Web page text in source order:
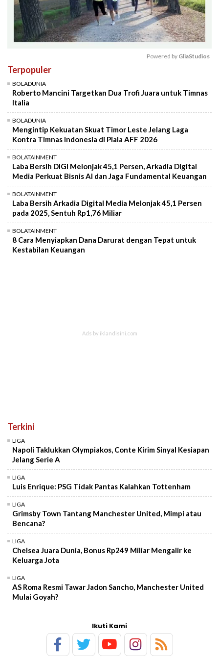
Powered by GliaStudios
Terpopuler
BOLADUNIA
Roberto Mancini Targetkan Dua Trofi Juara untuk Timnas
Italia
BOLADUNIA
Mengintip Kekuatan Skuat Timor Leste Jelang Laga
Kontra Timnas Indonesia di Piala AFF 2026
BOLATAINMENT
Laba Bersih DIGI Melonjak 45,1 Persen, Arkadia Digital
Media Perkuat Bisnis AI dan Jaga Fundamental Keuangan
BOLATAINMENT
Laba Bersih Arkadia Digital Media Melonjak 45,1 Persen
pada 2025, Sentuh Rp1,76 Miliar
BOLATAINMENT
8 Cara Menyiapkan Dana Darurat dengan Tepat untuk
Kestabilan Keuangan
Terkini
LIGA
Napoli Taklukkan Olympiakos, Conte Kirim Sinyal Kesiapan
Jelang Serie A
LIGA
Luis Enrique: PSG Tidak Pantas Kalahkan Tottenham
LIGA
Grimsby Town Tantang Manchester United, Mimpi atau
Bencana?
LIGA
Chelsea Juara Dunia, Bonus Rp249 Miliar Mengalir ke
Keluarga Jota
LIGA
AS Roma Resmi Tawar Jadon Sancho, Manchester United
Mulai Goyah?
Ikuti Kami